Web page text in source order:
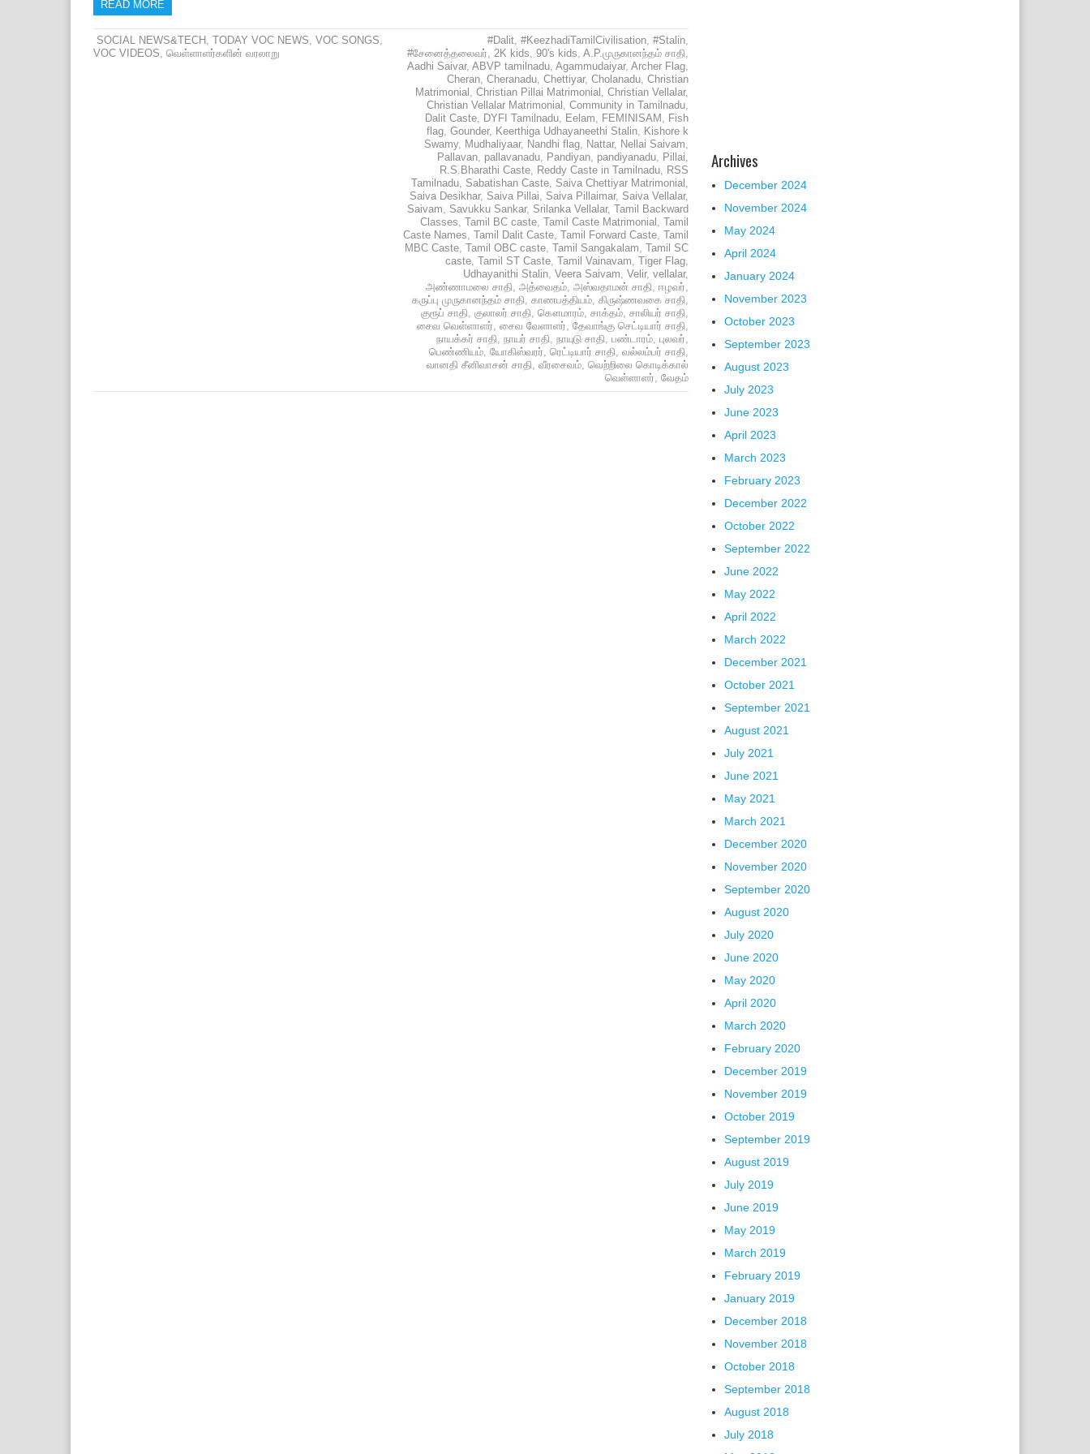
READ MORE
SOCIAL NEWS&TECH , TODAY VOC NEWS, VOC SONGS,
VOC VIDEOS, வெள்ளாளர்களின் வரலாறு
#Dalit, #KeezhadiTamilCivilisation, #Stalin,
#சேனைத்தலைவர், 2K kids, 90's kids, A.P.முருகானந்தம் சாதி,
Aadhi Saivar, ABVP tamilnadu, Agammudaiyar, Archer Flag,
Cheran, Cheranadu, Chettiyar, Cholanadu, Christian
Matrimonial , Christian Pillai Matrimonial , Christian Vellalar,
Christian Vellalar Matrimonial , Community in Tamilnadu,
Dalit Caste, DYFI Tamilnadu, Eelam, FEMINISAM , Fish
flag, Gounder, Keerthiga Udhayaneethi Stalin, Kishore k
Swamy, Mudhaliyaar, Nandhi flag, Nattar, Nellai Saivam,
Pallavan, pallavanadu, Pandiyan, pandiyanadu, Pillai,
R.S.Bharathi Caste, Reddy Caste in Tamilnadu, RSS
Tamilnadu, Sabatishan Caste, Saiva Chettiyar Matrimonial ,
Saiva Desikhar, Saiva Pillai, Saiva Pillaimar, Saiva Vellalar,
Saivam, Savukku Sankar, Srilanka Vellalar, Tamil Backward
Classes, Tamil BC caste, Tamil Caste Matrimonial , Tamil
Caste Names, Tamil Dalit Caste, Tamil Forward Caste, Tamil
MBC Caste, Tamil OBC caste, Tamil Sangakalam, Tamil SC
caste, Tamil ST Caste, Tamil Vainavam, Tiger Flag,
Udhayanithi Stalin, Veera Saivam, Velir, vellalar,
அண்ணாமலை சாதி, அத்வைதம், அஸ்வதாமன் சாதி, ஈழவர்,
கருப்பு முருகானந்தம் சாதி, காணபத்தியம், கிருஷ்ணவகை சாதி,
குரூப் சாதி, குலாலர் சாதி, கௌமாரம், சாக்தம், சாலியர் சாதி,
சைவ வெள்ளாளர், சைவ வேளாளர், தேவாங்கு செட்டியார் சாதி,
நாயக்கர் சாதி, நாயர் சாதி, நாயுடு சாதி, பண்டாரம், புலவர்,
பெண்ணியம், யோகிஸ்வரர், ரெட்டியார் சாதி, வல்லம்பர் சாதி,
வானதி சீனிவாசன் சாதி, வீரசைவம், வெற்றிலை கொடிக்கால்
வெள்ளாளர், வேதம்
Archives
December 2024
November 2024
May 2024
April 2024
January 2024
November 2023
October 2023
September 2023
August 2023
July 2023
June 2023
April 2023
March 2023
February 2023
December 2022
October 2022
September 2022
June 2022
May 2022
April 2022
March 2022
December 2021
October 2021
September 2021
August 2021
July 2021
June 2021
May 2021
March 2021
December 2020
November 2020
September 2020
August 2020
July 2020
June 2020
May 2020
April 2020
March 2020
February 2020
December 2019
November 2019
October 2019
September 2019
August 2019
July 2019
June 2019
May 2019
March 2019
February 2019
January 2019
December 2018
November 2018
October 2018
September 2018
August 2018
July 2018